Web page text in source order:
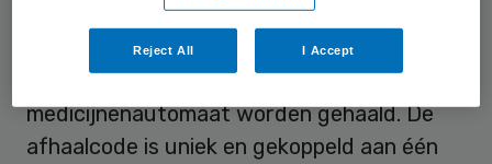
daarin een afhaalcode. Met deze
afhaalcode en de geboortedatum kunnen
de geneesmiddelen uit de
medicijnenautomaat worden gehaald. De
afhaalcode is uniek en gekoppeld aan één
Reject All I Accept